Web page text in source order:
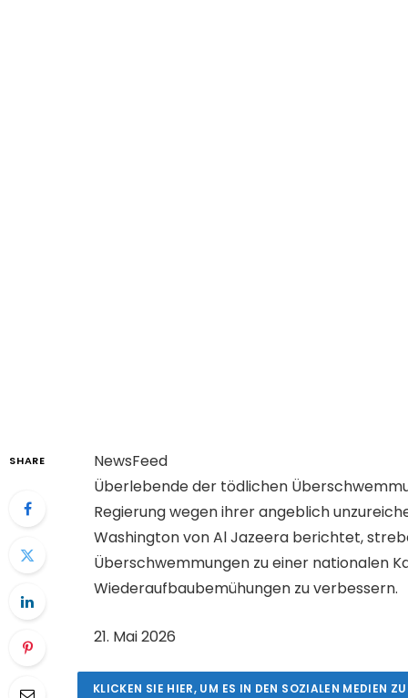
SHARE
NewsFeed
Überlebende der tödlichen
Regierung wegen ihrer angeblich
Washington von Al Jazeera berichtet,
Überschwemmungen zu einer nationalen
Wiederaufbaubemühungen zu verbessern.
V
r
21. Mai 2026
KLICKEN SIE HIER, UM ES IN DEN SOZIALEN MEDIEN